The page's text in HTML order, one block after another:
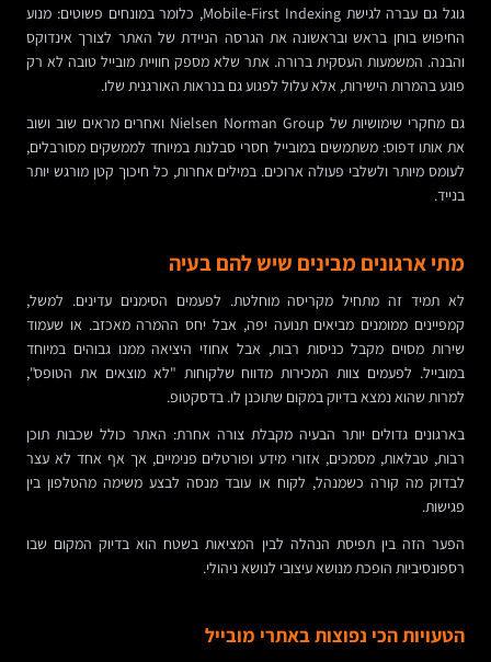
גוגל גם עברה לגישת Mobile-First Indexing, כלומר במונחים פשוטים: מנוע
החיפוש בוחן בראש ובראשונה את הגרסה הניידת של האתר לצורך אינדוקס
והבנה. המשמעות העסקית ברורה. אתר שלא מספק חוויית מובייל טובה לא רק
פוגע בהמרות הישירות, אלא עלול לפגוע גם בנראות האורגנית שלו.
גם מחקרי שימושיות של Nielsen Norman Group ואחרים מראים שוב ושוב
את אותו דפוס: משתמשים במובייל חסרי סבלנות במיוחד לממשקים מסורבלים,
לעומס מיותר ולשלבי פעולה ארוכים. במילים אחרות, כל חיכוך קטן מורגש יותר
בנייד.
מתי ארגונים מבינים שיש להם בעיה
לא תמיד זה מתחיל מקריסה מוחלטת. לפעמים הסימנים עדינים. למשל,
קמפיינים ממומנים מביאים תנועה יפה, אבל יחס ההמרה מאכזב. או שעמוד
שירות מסוים מקבל כניסות רבות, אבל אחוזי היציאה ממנו גבוהים במיוחד
במובייל. לפעמים צוות המכירות מדווח שלקוחות "לא מוצאים את הטופס",
למרות שהוא נמצא בדיוק במקום שתוכנן לו. בדסקטופ.
בארגונים גדולים יותר הבעיה מקבלת צורה אחרת: האתר כולל שכבות תוכן
רבות, טבלאות, מסמכים, אזורי מידע ופורטלים פנימיים, אך אף אחד לא עצר
לבדוק מה קורה כשמנהל, לקוח או עובד מנסה לבצע משימה מהטלפון בין
פגישות.
הפער הזה בין תפיסת הנהלה לבין המציאות בשטח הוא בדיוק המקום שבו
רספונסיביות הופכת מנושא עיצובי לנושא ניהולי.
הטעויות הכי נפוצות באתרי מובייל